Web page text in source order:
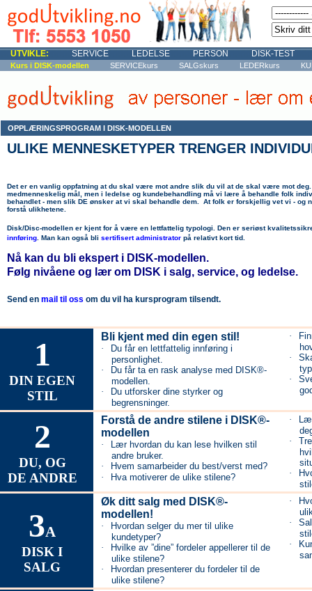
UTVIKLE: SERVICE LEDELSE PERSON DISK-TEST
Kurs i DISK-modellen SERVICEkurs SALGskurs LEDERkurs
OPPLÆRINGSPROGRAM I DISK-MODELLEN
ULIKE MENNESKETYPER TRENGER
Det er en vanlig oppfatning at du skal være mot andre slik du vil at de skal være mot
medmenneskelig mål, men i ledelse og kundebehandling må vi lære å behandle folk
behandlet - men slik DE ønsker at vi skal behandle dem. At folk er forskjellig vet vi - og
forstå ulikhetene.
Disk/Disc-modellen er kjent for å være en lettfattelig typologi. Den er seriøst
innføring . Man kan også bli sertifisert administrator på relativt kort tid.
Nå kan du bli ekspert i DISK-modellen.
Følg nivåene og lær om DISK i salg, service, og ledelse.
Send en mail til oss om du vil ha kursprogram tilsendt.
1
DIN EGEN
STIL
Bli kjent med din egen stil!
·
Du får en lettfattelig innføring i
personlighet.
·
Du får ta en rask analyse med DISK®-
modellen.
·
Du utforsker dine styrker og
begrensninger.
·
·
·
2
DU, OG
DE ANDRE
Forstå de andre stilene i DISK®-
modellen
·
Lær hvordan du kan lese hvilken stil
andre bruker.
·
Hvem samarbeider du best/verst med?
·
Hva motiverer de ulike stilene?
·
·
·
3A
DISK I
SALG
Øk ditt salg med DISK®-
modellen!
·
Hvordan selger du mer til ulike
kundetyper?
·
Hvilke av ”dine” fordeler appellerer til de
ulike stilene?
·
Hvordan presenterer du fordeler til de
ulike stilene?
·
·
·